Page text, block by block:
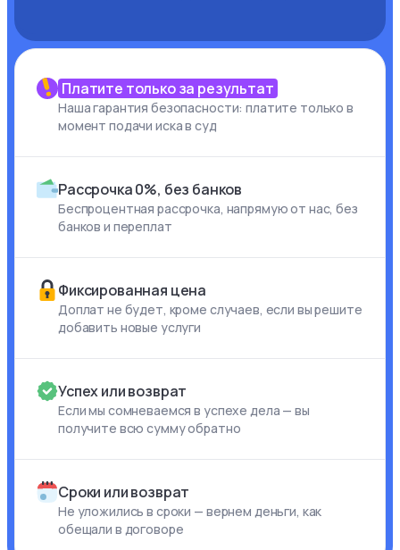
Платите только за результат
Наша гарантия безопасности: платите только в
момент подачи иска в суд
Рассрочка 0%, без банков
Беспроцентная рассрочка, напрямую от нас, без
банков и переплат
Фиксированная цена
Доплат не будет, кроме случаев, если вы решите
добавить новые услуги
Успех или возврат
Если мы сомневаемся в успехе дела — вы
получите всю сумму обратно
Сроки или возврат
Не уложились в сроки — вернем деньги, как
обещали в договоре